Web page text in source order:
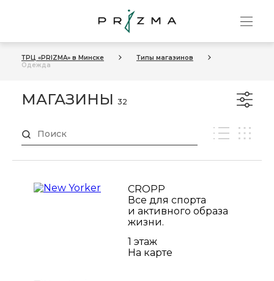
ТРЦ «PRIZMA» в Минске
Типы магазинов
Одежда
МАГАЗИНЫ 32
CROPP
Все для спорта
и активного образа
жизни.
1 этаж
На карте